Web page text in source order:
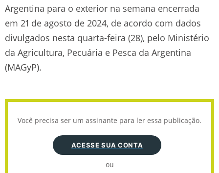
Argentina para o exterior na semana encerrada
em 21 de agosto de 2024, de acordo com dados
divulgados nesta quarta-feira (28), pelo Ministério
da Agricultura, Pecuária e Pesca da Argentina
(MAGyP).
Você precisa ser um assinante para ler essa publicação.
ACESSE SUA CONTA
ou